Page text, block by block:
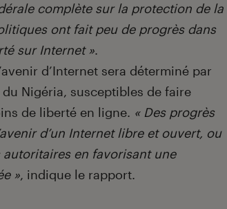
complète sur la protection de la
ont fait peu de progrès dans
sur Internet ».
d’Internet sera déterminé par
Nigéria, susceptibles de faire
de liberté en ligne. « Des progrès
d’un Internet libre et ouvert, ou
en favorisant une
», indique le rapport.